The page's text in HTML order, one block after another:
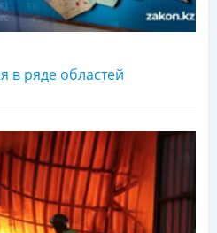
в ряде областей